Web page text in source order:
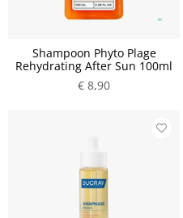
Shampoon Phyto Plage
Rehydrating After Sun 100ml
€ 8,90